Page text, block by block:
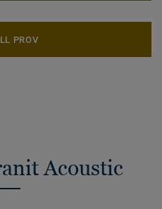
PROV
Acoustic